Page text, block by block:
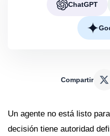
ChatGPT
Compartir
Un agente no está listo
decisión tiene autoridad